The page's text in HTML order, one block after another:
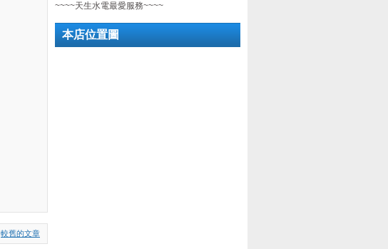
較舊的文章
~~~~天生水電最愛服務~~~~
本店位置圖